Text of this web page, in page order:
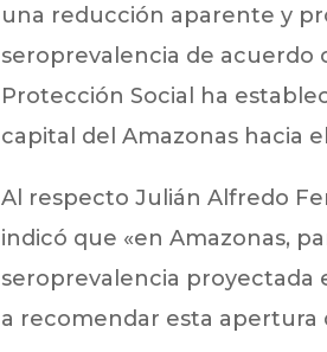
una reducción aparente y
seroprevalencia de acuerdo
Protección Social ha
capital del Amazonas hacia
Al respecto Julián Alfredo
indicó que «en Amazonas,
seroprevalencia proyectada
a recomendar esta apertura